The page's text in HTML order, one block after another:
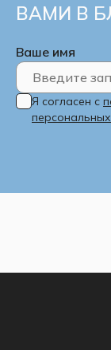
ВАМИ В
Ваше имя
Я согласен с